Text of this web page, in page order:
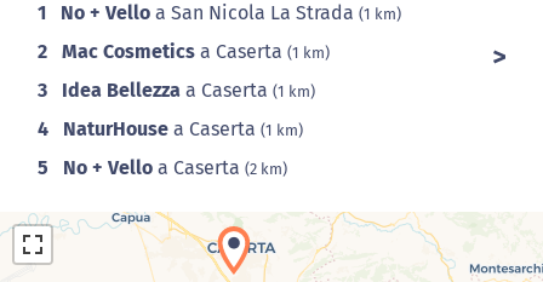
1 No + Vello a San Nicola La Strada (1 km)
2 Mac Cosmetics a Caserta (1 km)
3 Idea Bellezza a Caserta (1 km)
4 NaturHouse a Caserta (1 km)
5 No + Vello a Caserta (2 km)